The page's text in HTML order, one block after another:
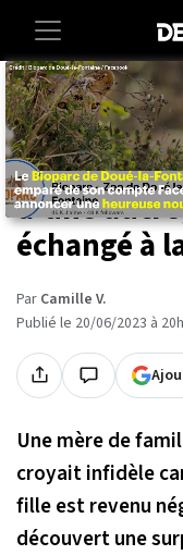
Accueil Insolite
Cette
après
d'une
échangé à
Par Camille V.
Publié le 20/06/2023 à
Une mère de
croyait infidèle
fille est revenu
découvert une